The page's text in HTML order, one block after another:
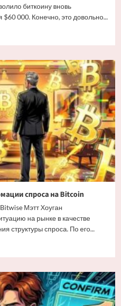
биткоину вновь
000. Конечно, это довольно...
спроса на Bitcoin
Мэтт Хоуган
на рынке в качестве
структуры спроса. По его...